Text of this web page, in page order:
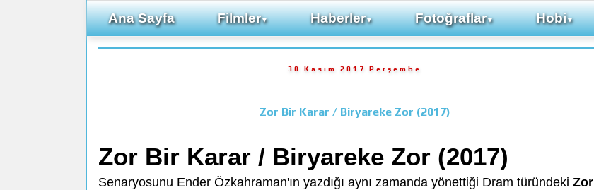
Ana Sayfa Filmler▼ Haberler▼ Fotoğraflar▼ Hobi▼
30 Kasım 2017 Perşembe
Zor Bir Karar / Biryareke Zor (2017)
Zor Bir Karar / Biryareke Zor (2017)
Senaryosunu Ender Özkahraman'ın yazdığı aynı zamanda yönettiği Dram türündeki Zor